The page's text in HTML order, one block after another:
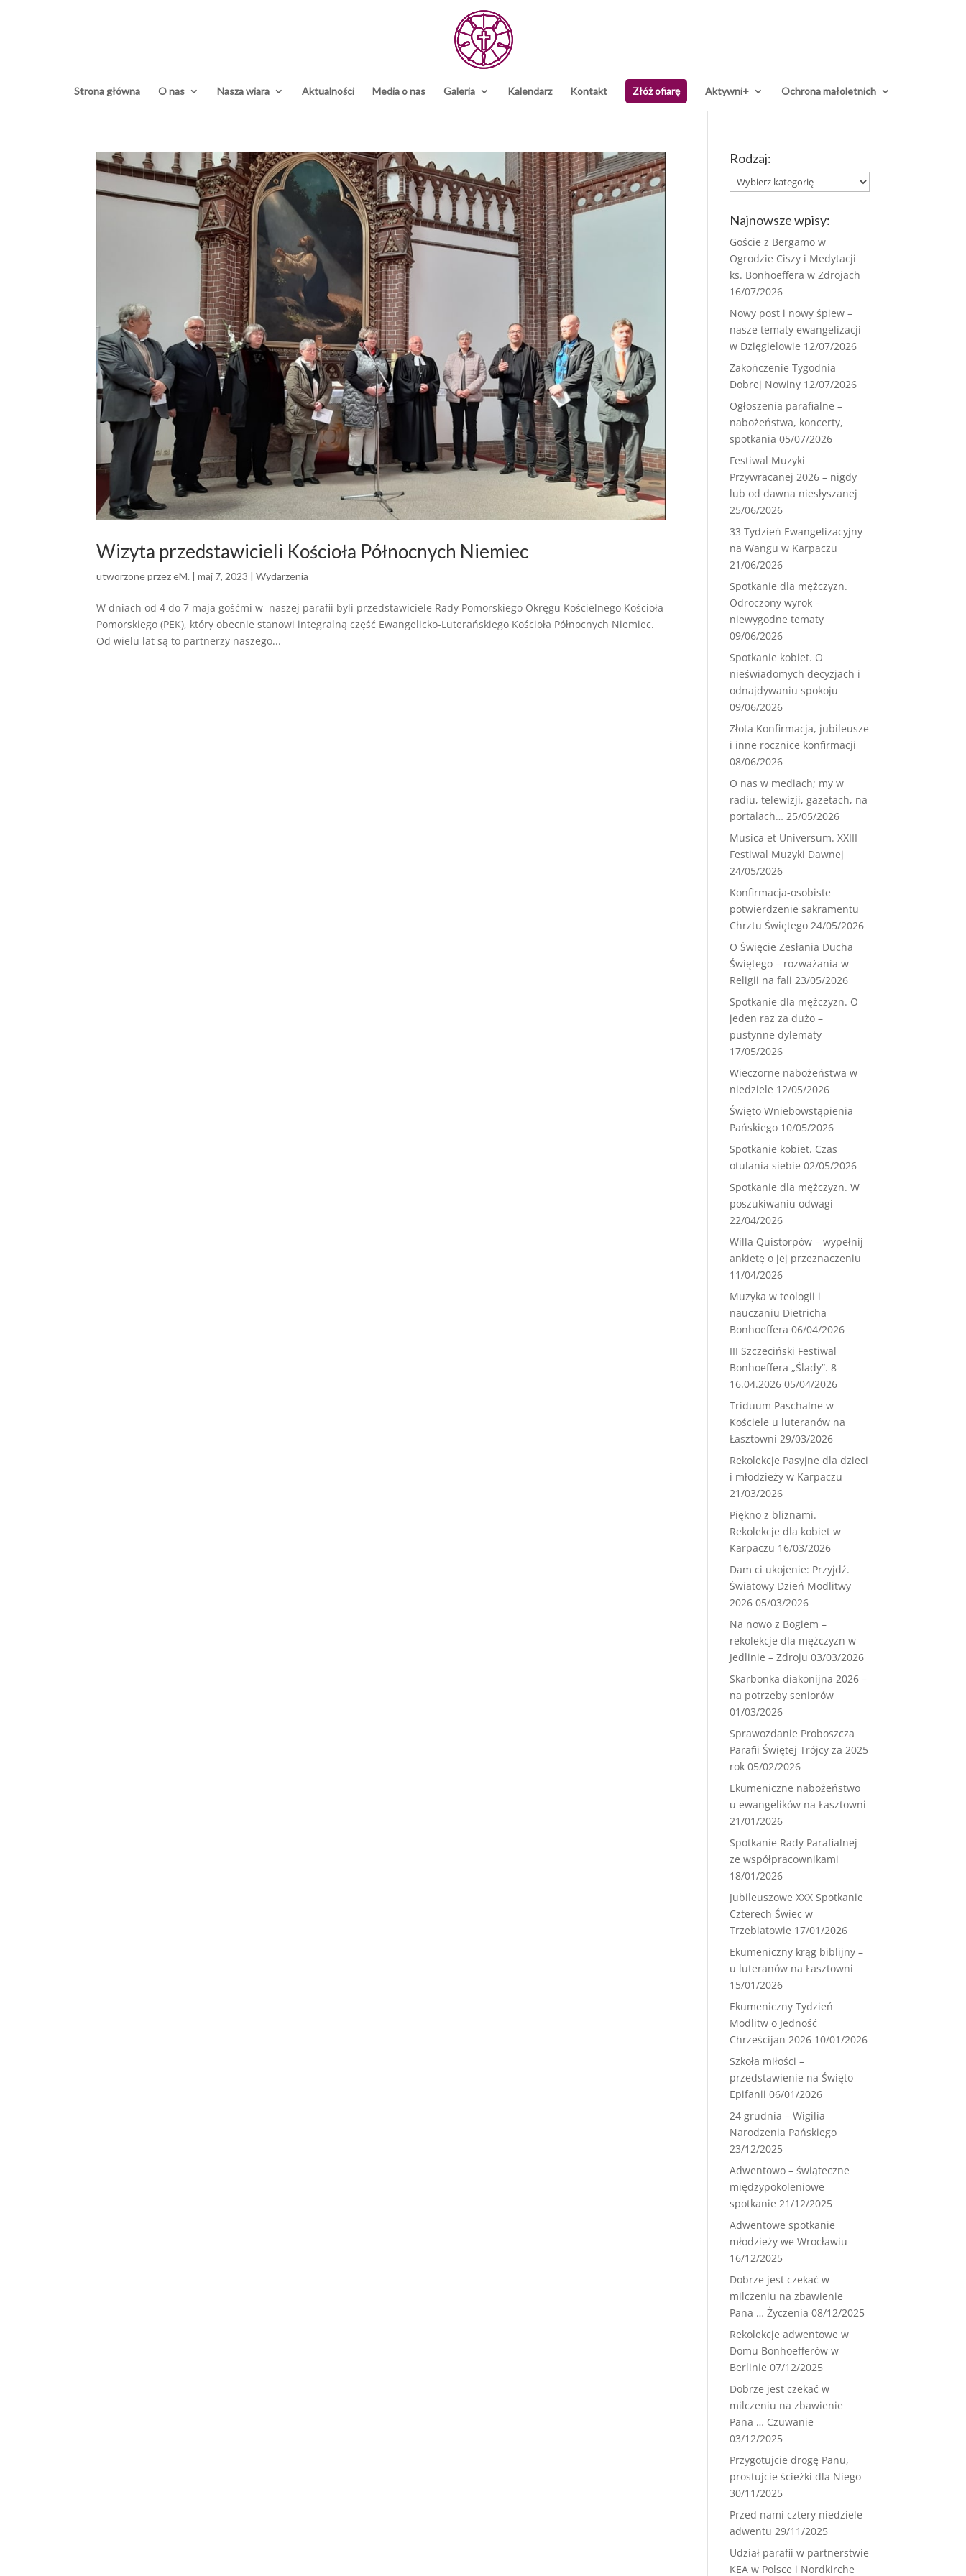
Strona główna O nas Nasza wiara Aktualności Media o nas Galeria Kalendarz Kontakt Złóż ofiarę Aktywni+ Ochrona małoletnich
Wizyta przedstawicieli Kościoła Północnych Niemiec
utworzone przezeM. |maj 7, 2023 |Wydarzenia
W dniach od 4 do 7 maja gośćmi w naszej parafii byli przedstawiciele Rady Pomorskiego Okręgu Kościelnego Kościoła
Pomorskiego (PEK), który obecnie stanowi integralną część Ewangelicko-Luterańskiego Kościoła Północnych Niemiec.
Od wielu lat są to partnerzy naszego...
Rodzaj:
Rodzaj:
Najnowsze wpisy:
Goście z Bergamo w
Ogrodzie Ciszy i Medytacji
ks. Bonhoeffera w Zdrojach
16/07/2026
Nowy post i nowy śpiew –
nasze tematy ewangelizacji
w Dzięgielowie 12/07/2026
Zakończenie Tygodnia
Dobrej Nowiny 12/07/2026
Ogłoszenia parafialne –
nabożeństwa, koncerty,
spotkania 05/07/2026
Festiwal Muzyki
Przywracanej 2026 – nigdy
lub od dawna niesłyszanej
25/06/2026
33 Tydzień Ewangelizacyjny
na Wangu w Karpaczu
21/06/2026
Spotkanie dla mężczyzn.
Odroczony wyrok –
niewygodne tematy
09/06/2026
Spotkanie kobiet. O
nieświadomych decyzjach i
odnajdywaniu spokoju
09/06/2026
Złota Konfirmacja, jubileusze
i inne rocznice konfirmacji
08/06/2026
O nas w mediach; my w
radiu, telewizji, gazetach, na
portalach… 25/05/2026
Musica et Universum. XXIII
Festiwal Muzyki Dawnej
24/05/2026
Konfirmacja-osobiste
potwierdzenie sakramentu
Chrztu Świętego 24/05/2026
O Święcie Zesłania Ducha
Świętego – rozważania w
Religii na fali 23/05/2026
Spotkanie dla mężczyzn. O
jeden raz za dużo –
pustynne dylematy
17/05/2026
Wieczorne nabożeństwa w
niedziele 12/05/2026
Święto Wniebowstąpienia
Pańskiego 10/05/2026
Spotkanie kobiet. Czas
otulania siebie 02/05/2026
Spotkanie dla mężczyzn. W
poszukiwaniu odwagi
22/04/2026
Willa Quistorpów – wypełnij
ankietę o jej przeznaczeniu
11/04/2026
Muzyka w teologii i
nauczaniu Dietricha
Bonhoeffera 06/04/2026
III Szczeciński Festiwal
Bonhoeffera „Ślady”. 8-
16.04.2026 05/04/2026
Triduum Paschalne w
Kościele u luteranów na
Łasztowni 29/03/2026
Rekolekcje Pasyjne dla dzieci
i młodzieży w Karpaczu
21/03/2026
Piękno z bliznami.
Rekolekcje dla kobiet w
Karpaczu 16/03/2026
Dam ci ukojenie: Przyjdź.
Światowy Dzień Modlitwy
2026 05/03/2026
Na nowo z Bogiem –
rekolekcje dla mężczyzn w
Jedlinie – Zdroju 03/03/2026
Skarbonka diakonijna 2026 –
na potrzeby seniorów
01/03/2026
Sprawozdanie Proboszcza
Parafii Świętej Trójcy za 2025
rok 05/02/2026
Ekumeniczne nabożeństwo
u ewangelików na Łasztowni
21/01/2026
Spotkanie Rady Parafialnej
ze współpracownikami
18/01/2026
Jubileuszowe XXX Spotkanie
Czterech Świec w
Trzebiatowie 17/01/2026
Ekumeniczny krąg biblijny –
u luteranów na Łasztowni
15/01/2026
Ekumeniczny Tydzień
Modlitw o Jedność
Chrześcijan 2026 10/01/2026
Szkoła miłości –
przedstawienie na Święto
Epifanii 06/01/2026
24 grudnia – Wigilia
Narodzenia Pańskiego
23/12/2025
Adwentowo – świąteczne
międzypokoleniowe
spotkanie 21/12/2025
Adwentowe spotkanie
młodzieży we Wrocławiu
16/12/2025
Dobrze jest czekać w
milczeniu na zbawienie
Pana … Życzenia 08/12/2025
Rekolekcje adwentowe w
Domu Bonhoefferów w
Berlinie 07/12/2025
Dobrze jest czekać w
milczeniu na zbawienie
Pana … Czuwanie
03/12/2025
Przygotujcie drogę Panu,
prostujcie ścieżki dla Niego
30/11/2025
Przed nami cztery niedziele
adwentu 29/11/2025
Udział parafii w partnerstwie
KEA w Polsce i Nordkirche